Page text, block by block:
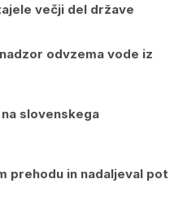
večji del države
odvzema vode iz
slovenskega
prehodu in nadaljeval pot